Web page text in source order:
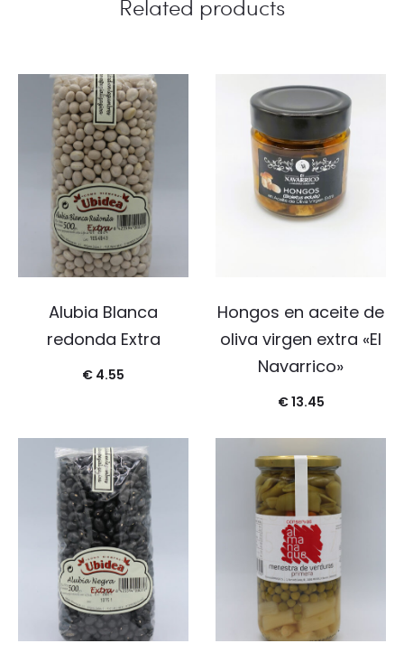
Related products
Alubia Blanca
redonda Extra
€ 4.55
Hongos en aceite de
oliva virgen extra «El
Navarrico»
€13.45